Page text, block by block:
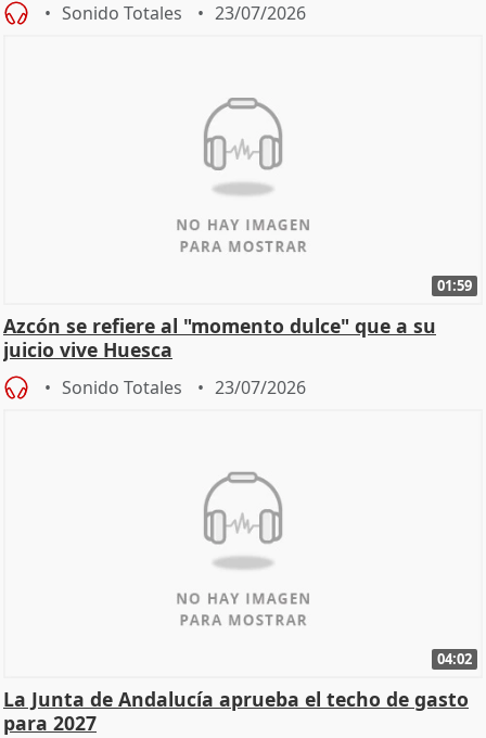
Sonido Totales 23/07/2026
01:59
Azcón se refiere al "momento dulce" que a su
juicio vive Huesca
Sonido Totales 23/07/2026
04:02
La Junta de Andalucía aprueba el techo de gasto
para 2027